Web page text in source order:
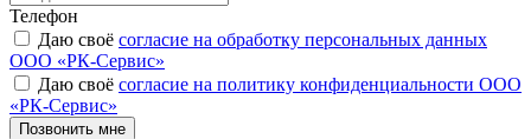
Телефон
Даю своё согласие на обработку персональных данных
ООО «РК-Сервис»
Даю своё согласие на политику конфиденциальности ООО
«РК-Сервис»
Позвонить мне